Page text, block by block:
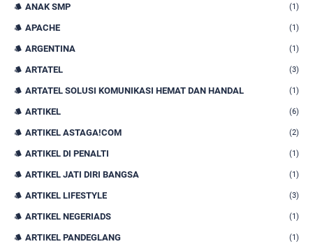
ANAK SMP (1)
APACHE (1)
ARGENTINA (1)
ARTATEL (3)
ARTATEL SOLUSI KOMUNIKASI HEMAT DAN HANDAL (1)
ARTIKEL (6)
ARTIKEL ASTAGA!COM (2)
ARTIKEL DI PENALTI (1)
ARTIKEL JATI DIRI BANGSA (1)
ARTIKEL LIFESTYLE (3)
ARTIKEL NEGERIADS (1)
ARTIKEL PANDEGLANG (1)